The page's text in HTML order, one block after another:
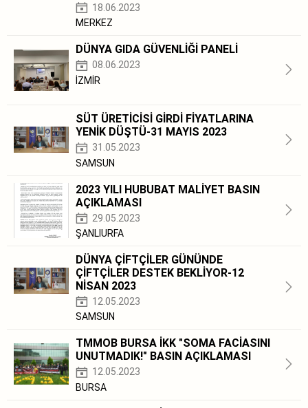
18.06.2023
MERKEZ
DÜNYA GIDA GÜVENLİĞİ PANELİ
08.06.2023
İZMİR
SÜT ÜRETİCİSİ GİRDİ FİYATLARINA
YENİK DÜŞTÜ-31 MAYIS 2023
31.05.2023
SAMSUN
2023 YILI HUBUBAT MALİYET BASIN
AÇIKLAMASI
29.05.2023
ŞANLIURFA
DÜNYA ÇİFTÇİLER GÜNÜNDE
ÇİFTÇİLER DESTEK BEKLİYOR-12
NİSAN 2023
12.05.2023
SAMSUN
TMMOB BURSA İKK "SOMA FACİASINI
UNUTMADIK!" BASIN AÇIKLAMASI
12.05.2023
BURSA